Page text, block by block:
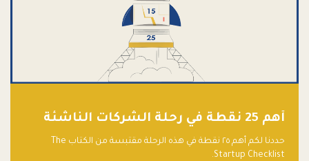
أهم 25 نقطة في رحلة الشركات الناشئة
حددنا لكم أهم ٢٥ نقطة في هذه الرحلة مقتبسة من الكتاب The
Startup Checklist.